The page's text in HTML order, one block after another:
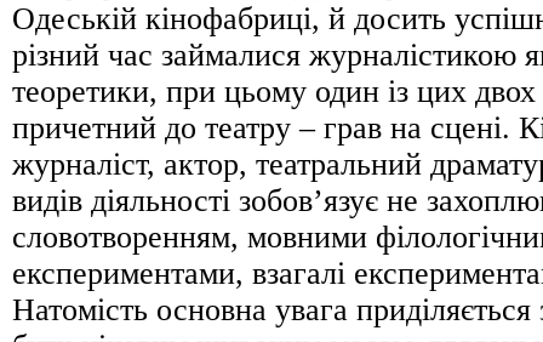
Одеській кінофабриці, й досить
різний час займалися журналістикою
теоретики, при цьому один із цих
причетний до театру – грав на сцені.
журналіст, актор, театральний
видів діяльності зобов’язує не
словотворенням, мовними
експериментами, взагалі
Натомість основна увага приділяється